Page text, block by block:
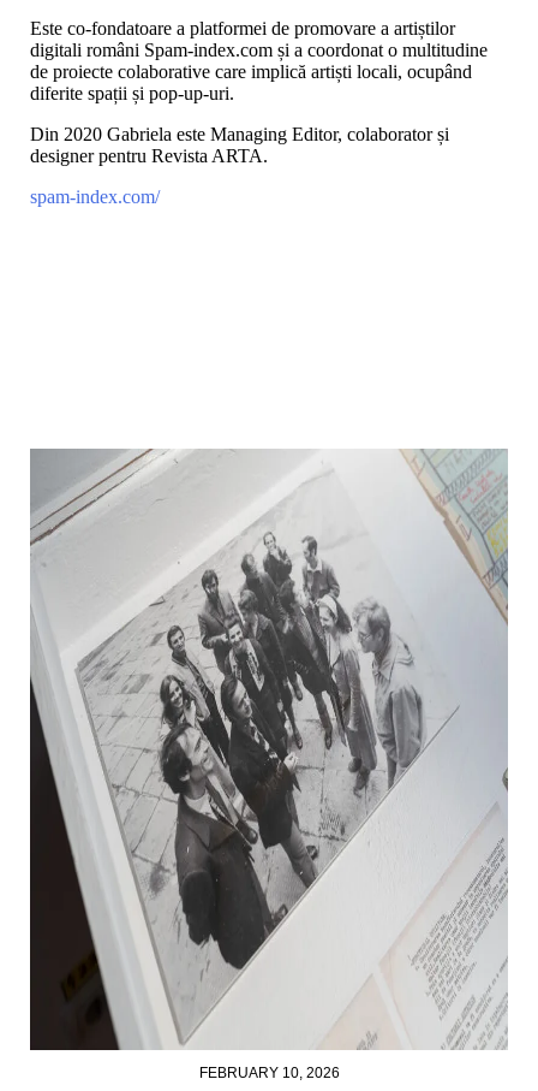
Este co-fondatoare a platformei de promovare a artiștilor
digitali români Spam-index.com și a coordonat o multitudine
de proiecte colaborative care implică artiști locali, ocupând
diferite spații și pop-up-uri.
Din 2020 Gabriela este Managing Editor, colaborator și
designer pentru Revista ARTA.
spam-index.com/
FEBRUARY 10, 2026